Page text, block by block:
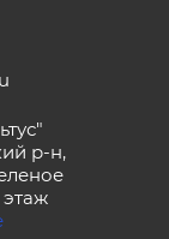
р-н,
этаж